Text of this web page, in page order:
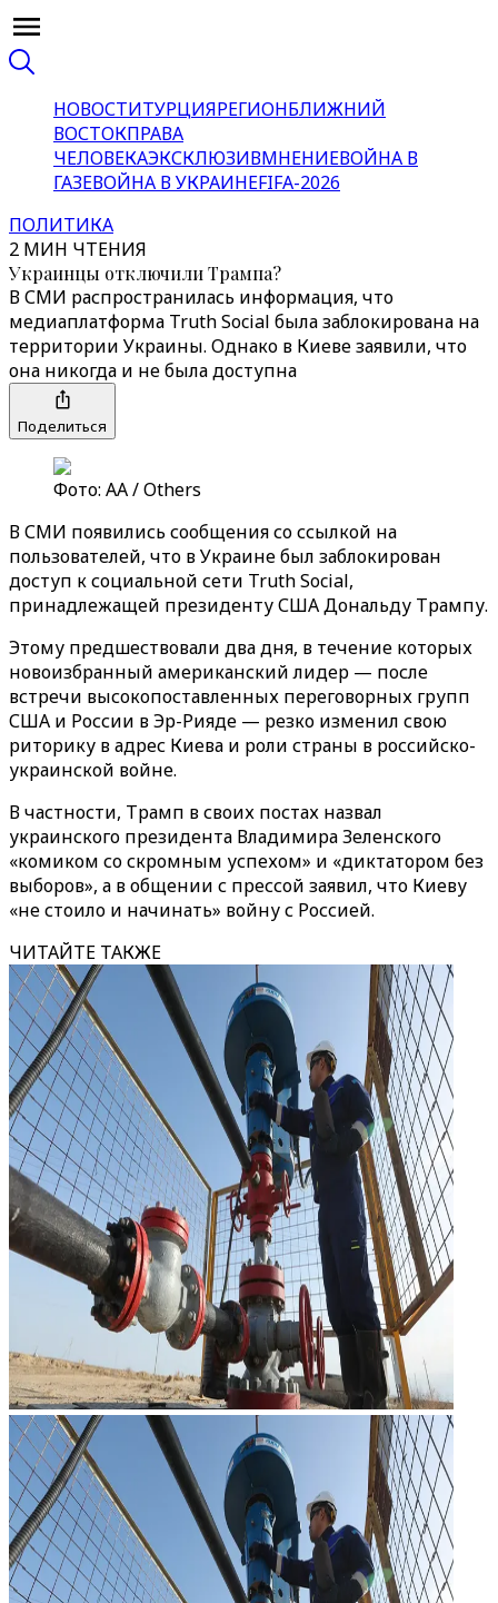
НОВОСТИТУРЦИЯРЕГИОНБЛИЖНИЙ
ВОСТОКПРАВА
ЧЕЛОВЕКАЭКСКЛЮЗИВМНЕНИЕВОЙНА В
ГАЗЕВОЙНА В УКРАИНЕFIFA-2026
ПОЛИТИКА
2 МИН ЧТЕНИЯ
Украинцы отключили Трампа?
В СМИ распространилась информация, что
медиаплатформа Truth Social была заблокирована на
территории Украины. Однако в Киеве заявили, что
она никогда и не была доступна
Поделиться
Фото: AA / Others
В СМИ появились сообщения со ссылкой на
пользователей, что в Украине был заблокирован
доступ к социальной сети Truth Social,
принадлежащей президенту США Дональду Трампу.
Этому предшествовали два дня, в течение которых
новоизбранный американский лидер — после
встречи высокопоставленных переговорных групп
США и России в Эр-Рияде — резко изменил свою
риторику в адрес Киева и роли страны в российско-
украинской войне.
В частности, Трамп в своих постах назвал
украинского президента Владимира Зеленского
«комиком со скромным успехом» и «диктатором без
выборов», а в общении с прессой заявил, что Киеву
«не стоило и начинать» войну с Россией.
ЧИТАЙТЕ ТАКЖЕ